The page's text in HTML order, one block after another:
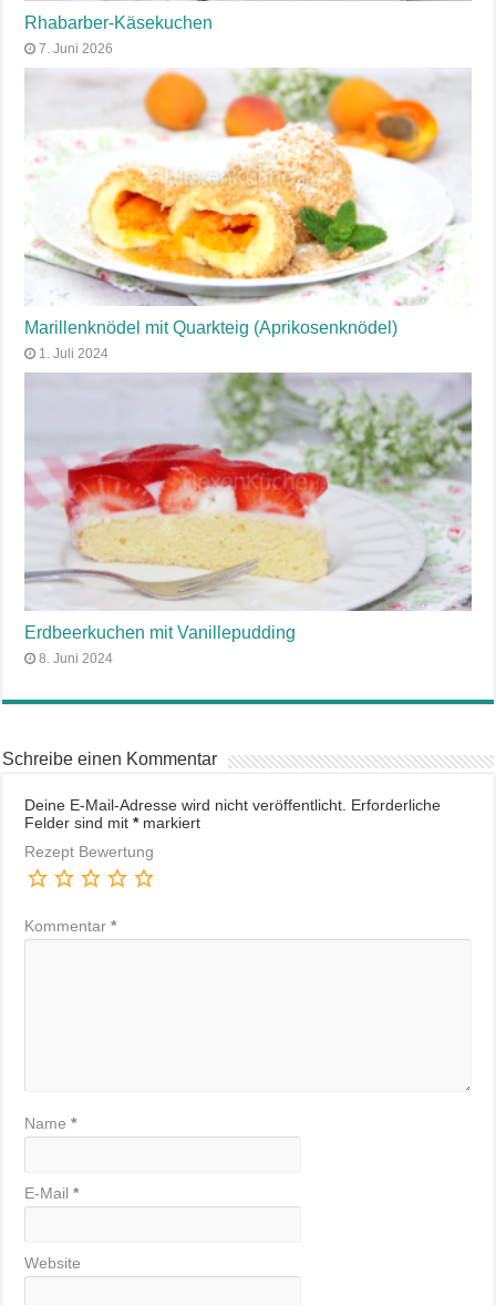
Rhabarber-Käsekuchen
7. Juni 2026
Marillenknödel mit Quarkteig (Aprikosenknödel)
1. Juli 2024
Erdbeerkuchen mit Vanillepudding
8. Juni 2024
Schreibe einen Kommentar
Deine E-Mail-Adresse wird nicht veröffentlicht. Erforderliche
Felder sind mit*markiert
Rezept Bewertung
Kommentar*
Name*
E-Mail*
Website